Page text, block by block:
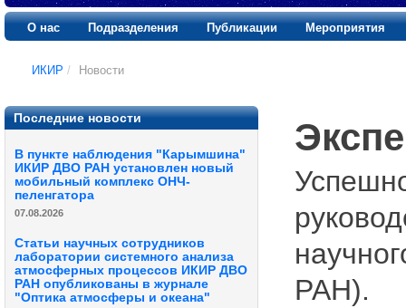
О нас Подразделения Публикации Мероприятия
ИКИР / Новости
Последние новости
В пункте наблюдения "Карымшина"
ИКИР ДВО РАН установлен новый
мобильный комплекс ОНЧ-
пеленгатора
07.08.2026
Статьи научных сотрудников
лаборатории системного анализа
атмосферных процессов ИКИР ДВО
РАН опубликованы в журнале
"Оптика атмосферы и океана"
РАН).